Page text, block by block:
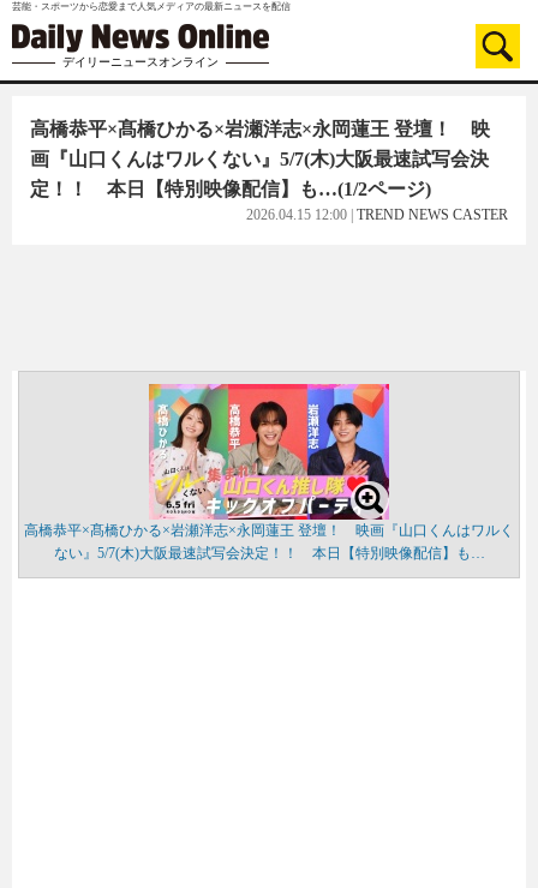
芸能・スポーツから恋愛まで人気メディアの最新ニュースを配信
デイリーニュースオンライン
高橋恭平×髙橋ひかる×岩瀬洋志×永岡蓮王 登壇！ 映
画『山口くんはワルくない』5/7(木)大阪最速試写会決
定！！ 本日【特別映像配信】も…(1/2ページ)
2026.04.15 12:00 TREND NEWS CASTER
高橋恭平×髙橋ひかる×岩瀬洋志×永岡蓮王 登壇！ 映画『山口くんはワルく
ない』5/7(木)大阪最速試写会決定！！ 本日【特別映像配信】も…